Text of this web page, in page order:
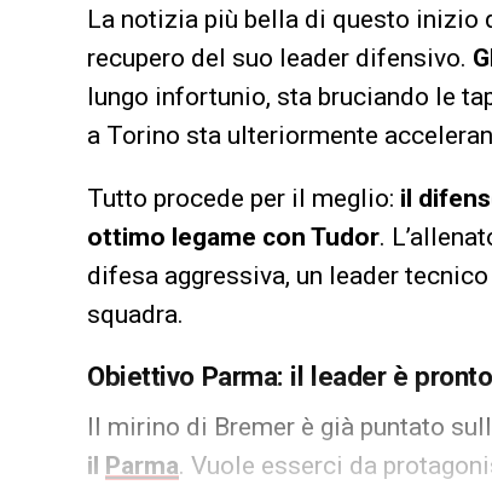
La notizia più bella di questo inizio
recupero del suo leader difensivo.
lungo infortunio, sta bruciando le
a Torino sta ulteriormente
Tutto procede per il meglio: il
ottimo legame con Tudor.
difesa aggressiva, un leader
squadra.
Obiettivo Parma: il leader è
Il mirino di Bremer è già puntato
il Parma. Vuole esserci da